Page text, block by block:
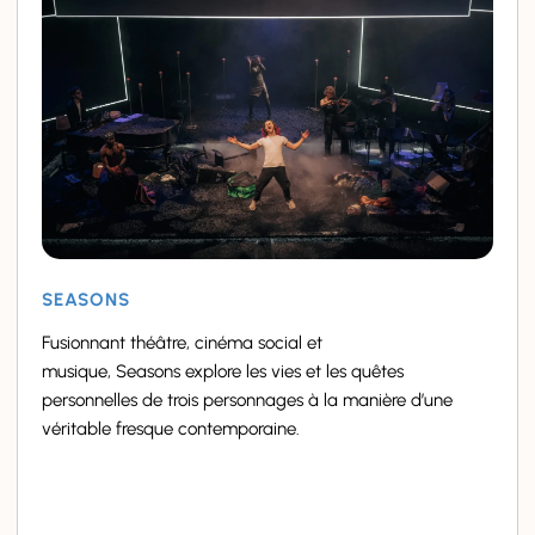
SEASONS
Fusionnant théâtre, cinéma social et
musique, Seasons explore les vies et les quêtes
personnelles de trois personnages à la manière d’une
véritable fresque contemporaine.